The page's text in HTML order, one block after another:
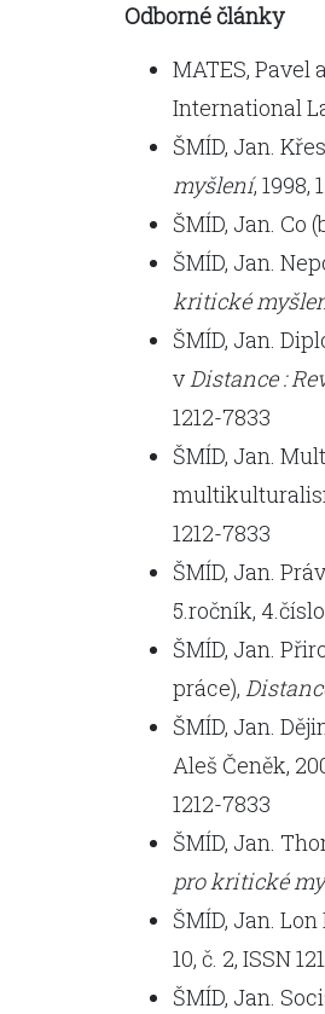
Odborné články
MATES, Pavel
International
ŠMÍD, Jan.
myšlení, 1998,
ŠMÍD, Jan. Co
ŠMÍD, Jan.
kritické
ŠMÍD, Jan.
vDistance :
1212-7833
ŠMÍD, Jan.
1212-7833
ŠMÍD, Jan.
5.ročník,
ŠMÍD, Jan.
práce),
ŠMÍD, Jan.
Aleš Čeněk,
1212-7833
ŠMÍD, Jan.
pro kritické
ŠMÍD, Jan.
10, č. 2, ISSN
ŠMÍD, Jan.